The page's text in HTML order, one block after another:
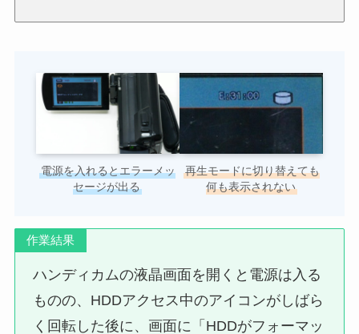
電源を入れるとエラーメッ
セージが出る
再生モードに切り替えても
何も表示されない
作業結果
ハンディカムの液晶画面を開くと電源は入る
ものの、HDDアクセス中のアイコンがしばら
く回転した後に、画面に「HDDがフォーマッ